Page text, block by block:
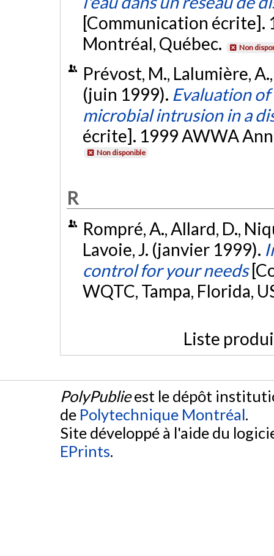
[Communication écrite].
Montréal, Québec.
Non
Prévost, M., Lalumière,
(juin 1999). Evaluation
microbial intrusion in a
écrite]. 1999 AWWA
Non disponible
R
Rompré, A., Allard, D.,
Lavoie, J. (janvier 1999).
control for your needs
WQTC, Tampa, Florida,
Liste
PolyPublieest le dépôt
de Polytechnique Montréal.
Site développé à l'aide du
EPrints.